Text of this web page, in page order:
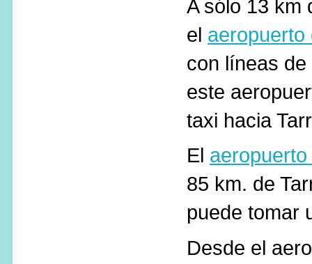
A sólo 13 km
el aeropuerto
con líneas
este
taxi hacia
El
85 km. de
puede tomar
Desde el